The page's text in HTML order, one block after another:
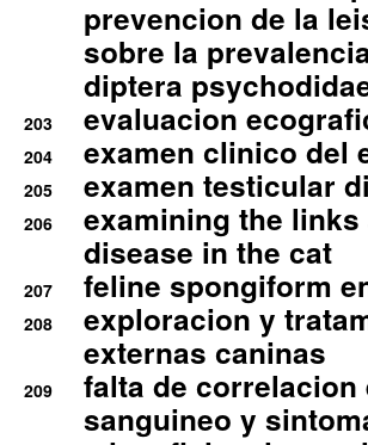
prevencion de la
sobre la
diptera
203 evaluacion
204 examen clinico del
205 examen testicular
206
examining the
disease in the cat
207 feline spongiform
208
exploracion y
externas caninas
209
falta de
sanguineo y